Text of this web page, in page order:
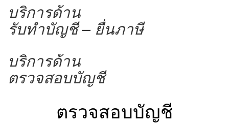
บริการด้าน
รับทำบัญชี – ยื่นภาษี
บริการด้าน
ตรวจสอบบัญชี
ตรวจสอบบัญชี